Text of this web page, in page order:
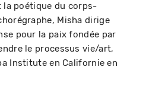
poétique du corps-
Misha dirige
pour la paix fondée par
le processus vie/art,
Institute en Californie en